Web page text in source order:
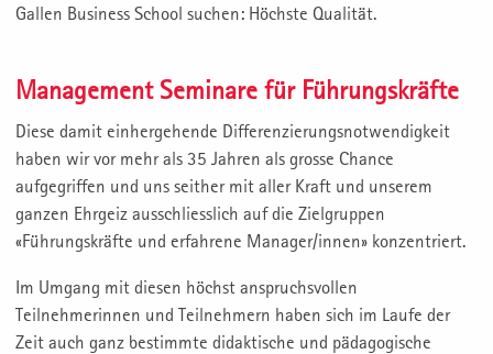
Gallen Business School suchen: Höchste Qualität.
Management Seminare für Führungskräfte
Diese damit einhergehende Differenzierungsnotwendigkeit
haben wir vor mehr als 35 Jahren als grosse Chance
aufgegriffen und uns seither mit aller Kraft und unserem
ganzen Ehrgeiz ausschliesslich auf die Zielgruppen
«Führungskräfte und erfahrene Manager/innen» konzentriert.
Im Umgang mit diesen höchst anspruchsvollen
Teilnehmerinnen und Teilnehmern haben sich im Laufe der
Zeit auch ganz bestimmte didaktische und pädagogische